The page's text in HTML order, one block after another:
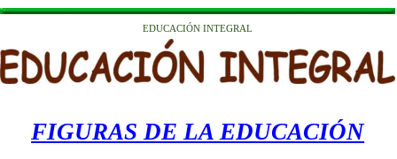
EDUCACIÓN INTEGRAL
FIGURAS DE LA EDUCACIÓN